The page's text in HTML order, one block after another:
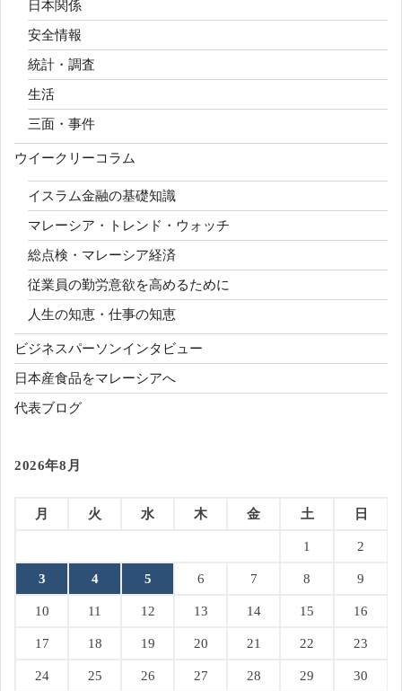
日本関係
安全情報
統計・調査
生活
三面・事件
ウイークリーコラム
イスラム金融の基礎知識
マレーシア・トレンド・ウォッチ
総点検・マレーシア経済
従業員の勤労意欲を高めるために
人生の知恵・仕事の知恵
ビジネスパーソンインタビュー
日本産食品をマレーシアへ
代表ブログ
2026年8月
月 火 水 木 金 土 日
1 2
3 4 5 6 7 8 9
10 11 12 13 14 15 16
17 18 19 20 21 22 23
24 25 26 27 28 29 30